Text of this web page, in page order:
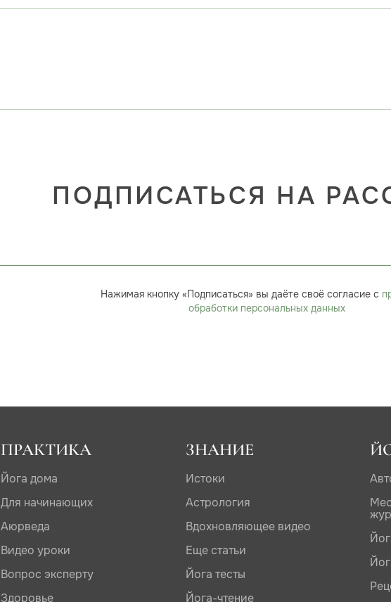
ПОДПИСАТЬСЯ НА
Нажимая кнопку «Подписаться» вы даёте своё согласие с
обработки персональных данных
ПРАКТИКА
Йога дома
Для начинающих
Аюрведа
Видео уроки
Вопрос эксперту
Здоровье
ЗНАНИЕ
Истоки
Астрология
Вдохновляющее видео
Еще статьи
Йога тесты
Йога-чтение